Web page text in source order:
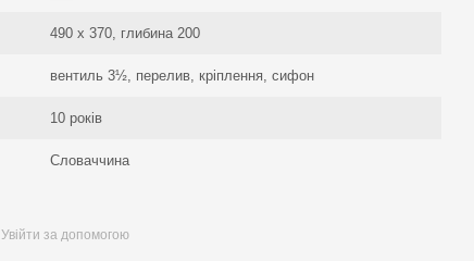
490 х 370, глибина 200
вентиль 3½, перелив, кріплення, сифон
10 років
Словаччина
Увійти за допомогою